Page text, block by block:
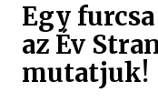
Egy
az Év
mutatjuk!